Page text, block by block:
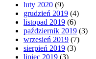
luty 2020 (9)
grudzień 2019 (4)
listopad 2019 (6)
październik 2019 (3)
wrzesień 2019 (7)
sierpień 2019 (3)
lipiec 2019 (3)